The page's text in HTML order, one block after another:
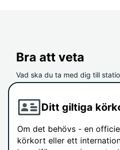
Bra att veta
Vad ska du ta med dig till
Ditt giltiga
Om det behövs - en
körkort eller ett